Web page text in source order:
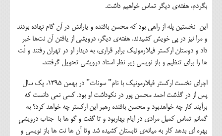
بگردم، هفته‌ی دیگر تماس خواهیم داشت.
این نخستین پله از راهی بود که محسن بافنده و یارانش در آن گام نهاده بودند
و مرا نیز در پی خویش کشیدند. هفته‌ی دیگر، درویشی از یافتن آن نت‌ها خبر
داد و دوستان ارکستر فیلارمونیک برابر قراری، به دیدار او در تهران‌ رفتند و نُت
ها را برای تنظیم و باز نویسی زیر نظر استاد درویشی تحویل گرفتند.
اجرای نخست ارکستر فیلارمونیک با نام" سونات" در بهمن ۱۳۹۵، یک سال
پس از در گذشت احمد محسن پور در نکوداشت او بود. کسی نمی دانست که
برآیند کار چه خواهدبود و محسن بافنده رهبر این ارکستر چه خواهد کرد؟ به
گمانم تماس کمیل مرادی در ایام بهاربود و تا گفت و گو ها با جناب درویشیِ
بهره ای بدهد کار به میانه‌ی تابستان کشیده شد وتا آن ها نت ها باز نویسی و